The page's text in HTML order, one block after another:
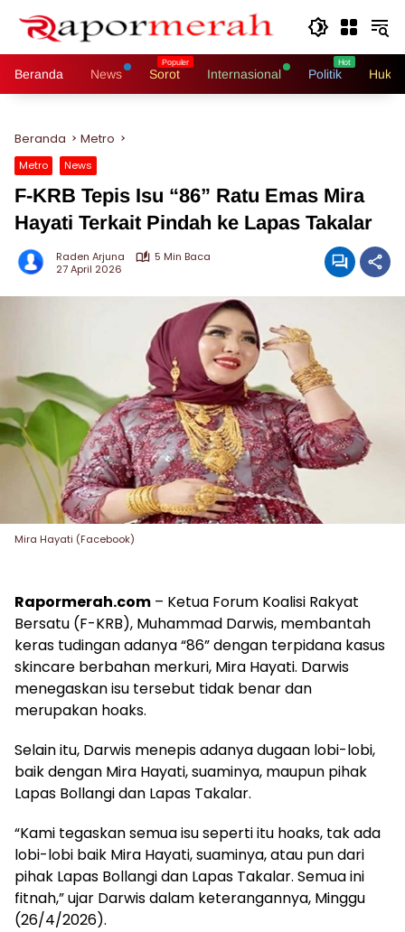
Beranda News Sorot Internasional Politik
Beranda Metro
Metro News
F-KRB Tepis Isu “86” Ratu Emas Mira
Hayati Terkait Pindah ke Lapas Takalar
Raden Arjuna
5 Min Baca
27 April 2026
Mira Hayati (Facebook)
Rapormerah.com – Ketua Forum Koalisi Rakyat
Bersatu (F-KRB), Muhammad Darwis, membantah
keras tudingan adanya “86” dengan terpidana kasus
skincare berbahan merkuri, Mira Hayati. Darwis
menegaskan isu tersebut tidak benar dan
merupakan hoaks.
Selain itu, Darwis menepis adanya dugaan lobi-lobi,
baik dengan Mira Hayati, suaminya, maupun pihak
Lapas Bollangi dan Lapas Takalar.
“Kami tegaskan semua isu seperti itu hoaks, tak ada
lobi-lobi baik Mira Hayati, suaminya, atau pun dari
pihak Lapas Bollangi dan Lapas Takalar. Semua ini
fitnah,” ujar Darwis dalam keterangannya, Minggu
(26/4/2026).